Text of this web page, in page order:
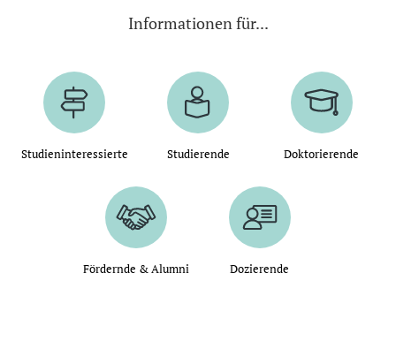
Informationen für...
Studieninteressierte Studierende Doktorierende
Fördernde & Alumni Dozierende